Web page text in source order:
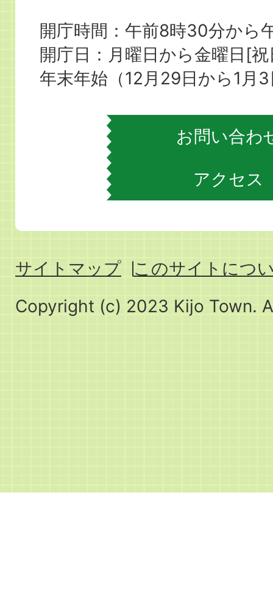
町
役
場
開庁時間：午前8時30分から
開庁日：月曜日から金曜日[
年末年始（12月29日から1月
お問い合わ
アクセス
サイトマップ
このサイトにつ
Copyright (c) 2023 Kijo Town.